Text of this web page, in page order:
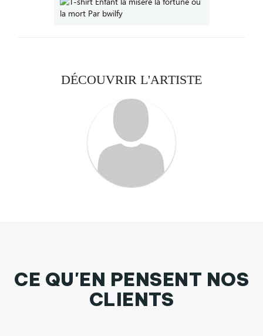
DÉCOUVRIR L'ARTISTE
CE QU'EN PENSENT NOS
CLIENTS